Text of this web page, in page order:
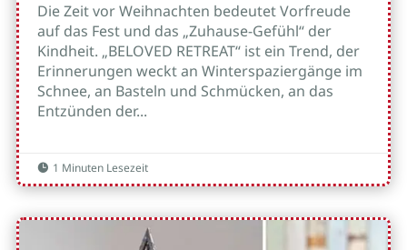
Die Zeit vor Weihnachten bedeutet Vorfreude
auf das Fest und das „Zuhause-Gefühl“ der
Kindheit. „BELOVED RETREAT“ ist ein Trend, der
Erinnerungen weckt an Winterspaziergänge im
Schnee, an Basteln und Schmücken, an das
Entzünden der...
 1 Minuten Lesezeit